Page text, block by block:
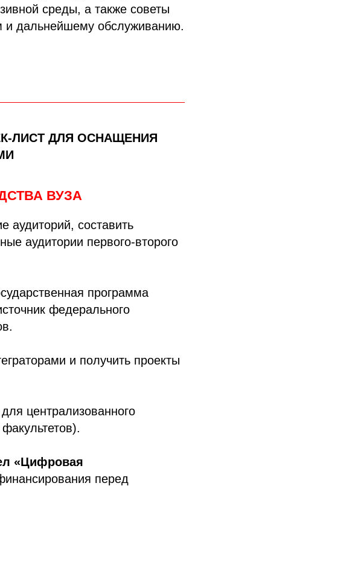
среды, а также советы
и дальнейшему обслуживанию.
ЛИСТ ДЛЯ ОСНАЩЕНИЯ
ВУЗА
аудиторий, составить
аудитории первого-второго
программа
федерального
и получить проекты
централизованного
«Цифровая
перед